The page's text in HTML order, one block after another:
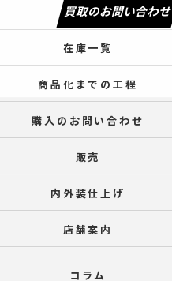
買取のお問い合わせ
在庫一覧
商品化までの工程
購入のお問い合わせ
販売
内外装仕上げ
店舗案内
コラム